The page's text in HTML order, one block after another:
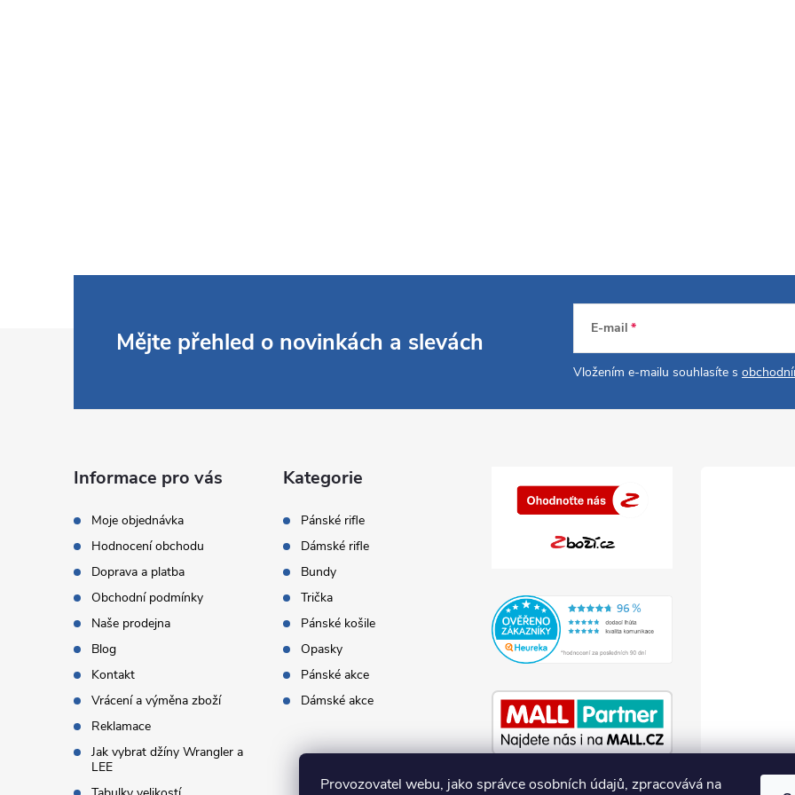
Provozovatel webu, jako správce osobních údajů, zpracovává na
Mějte přehled o novinkách a slevách E-mail
Vložením e-mailu souhlasíte s
Informace pro vás
Moje objednávka
Hodnocení obchodu
Doprava a platba
Obchodní podmínky
Naše prodejna
Blog
Kontakt
Vrácení a výměna zboží
Reklamace
Jak vybrat džíny Wrangler a
LEE
Kategorie
Pánské rifle
Dámské rifle
Bundy
Trička
Pánské košile
Opasky
Pánské akce
Dámské akce